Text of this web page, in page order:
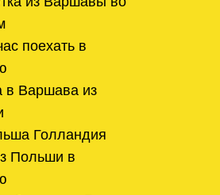
поехать в
в Варшава из
Голландия
Польши в